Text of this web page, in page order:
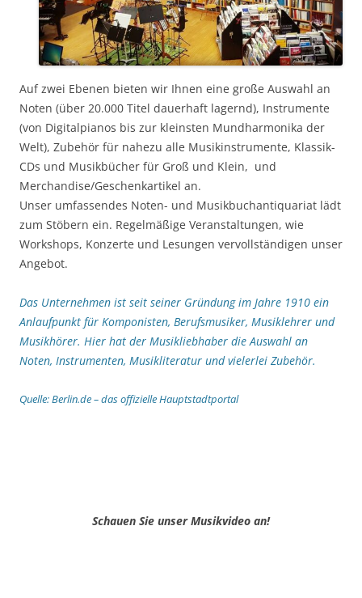
Auf zwei Ebenen bieten wir Ihnen eine große Auswahl an
Noten (über 20.000 Titel dauerhaft lagernd), Instrumente
(von Digitalpianos bis zur kleinsten Mundharmonika der
Welt), Zubehör für nahezu alle Musikinstrumente, Klassik-
CDs und Musikbücher für Groß und Klein, und
Merchandise/Geschenkartikel an.
Unser umfassendes Noten- und Musikbuchantiquariat lädt
zum Stöbern ein. Regelmäßige Veranstaltungen, wie
Workshops, Konzerte und Lesungen vervollständigen unser
Angebot.
Das Unternehmen ist seit seiner Gründung im Jahre 1910 ein
Anlaufpunkt für Komponisten, Berufsmusiker, Musiklehrer und
Musikhörer. Hier hat der Musikliebhaber die Auswahl an
Noten, Instrumenten, Musikliteratur und vielerlei Zubehör.
Quelle: Berlin.de – das offizielle Hauptstadtportal
Schauen Sie unser Musikvideo an!